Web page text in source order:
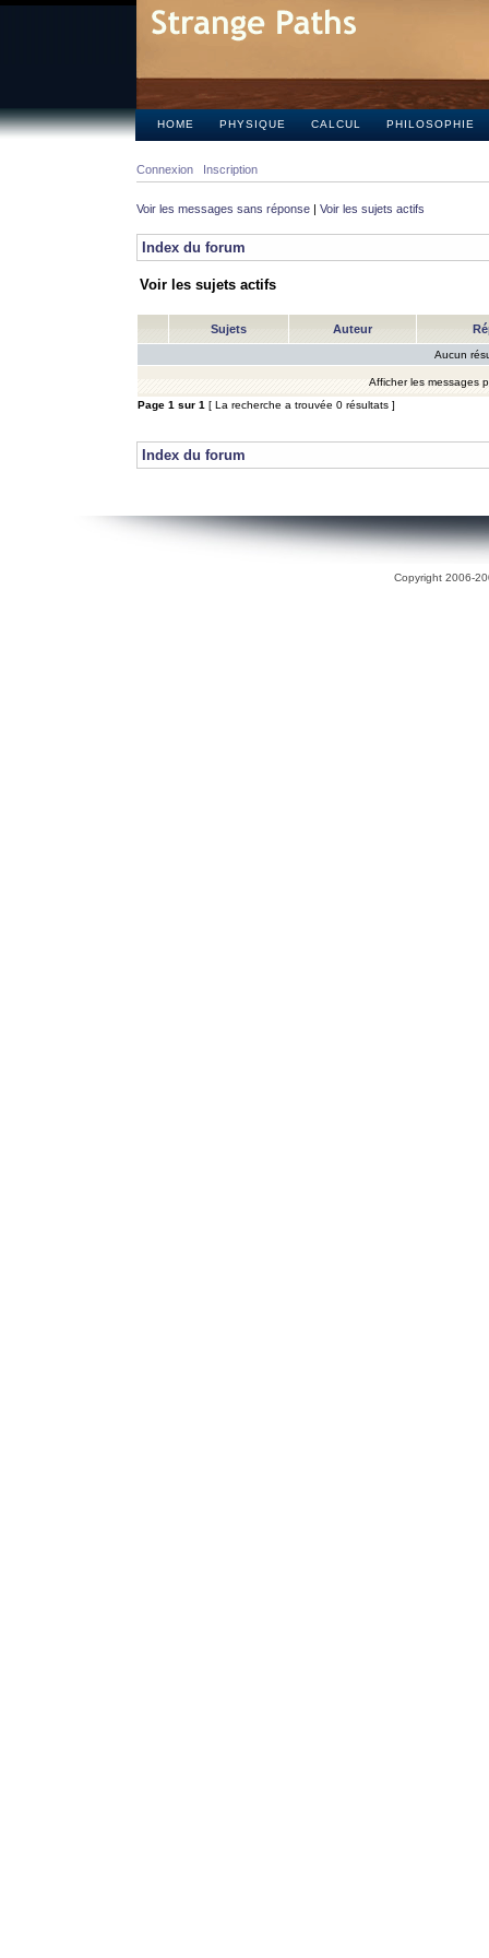
HOME PHYSIQUE CALCUL PHILOSOPHIE
Connexion Inscription
Voir les messages sans réponse | Voir les sujets actifs
Index du forum
Voir les sujets actifs
Sujets Auteur
Aucun
Afficher les messages
Page 1 sur 1 [ La recherche a trouvée 0 résultats ]
Index du forum
Copyright 2006-